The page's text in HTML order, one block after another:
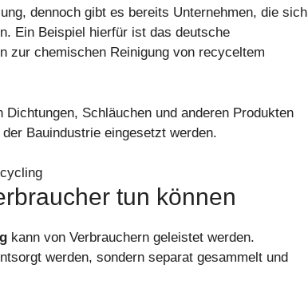
dennoch gibt es bereits Unternehmen, die sich
Ein Beispiel hierfür ist das deutsche
zur chemischen Reinigung von recyceltem
Schläuchen und anderen Produkten
Bauindustrie eingesetzt werden.
tun können
kann von Verbrauchern geleistet werden.
werden, sondern separat gesammelt und